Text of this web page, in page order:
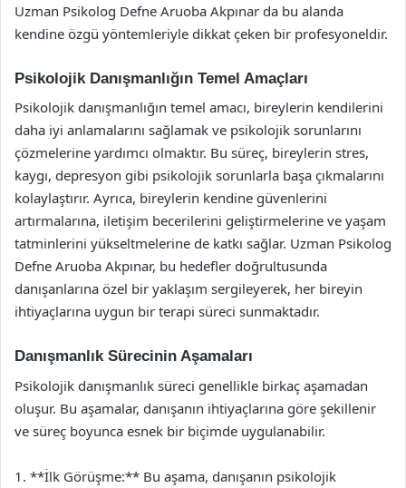
Uzman Psikolog Defne Aruoba Akpınar da bu alanda
kendine özgü yöntemleriyle dikkat çeken bir profesyoneldir.
Psikolojik Danışmanlığın Temel Amaçları
Psikolojik danışmanlığın temel amacı, bireylerin kendilerini
daha iyi anlamalarını sağlamak ve psikolojik sorunlarını
çözmelerine yardımcı olmaktır. Bu süreç, bireylerin stres,
kaygı, depresyon gibi psikolojik sorunlarla başa çıkmalarını
kolaylaştırır. Ayrıca, bireylerin kendine güvenlerini
artırmalarına, iletişim becerilerini geliştirmelerine ve yaşam
tatminlerini yükseltmelerine de katkı sağlar. Uzman Psikolog
Defne Aruoba Akpınar, bu hedefler doğrultusunda
danışanlarına özel bir yaklaşım sergileyerek, her bireyin
ihtiyaçlarına uygun bir terapi süreci sunmaktadır.
Danışmanlık Sürecinin Aşamaları
Psikolojik danışmanlık süreci genellikle birkaç aşamadan
oluşur. Bu aşamalar, danışanın ihtiyaçlarına göre şekillenir
ve süreç boyunca esnek bir biçimde uygulanabilir.
1. **İlk Görüşme:** Bu aşama, danışanın psikolojik